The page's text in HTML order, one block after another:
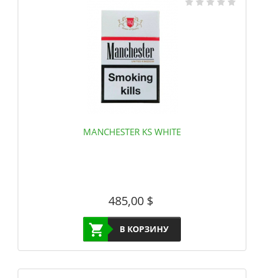
MANCHESTER KS WHITE
485,00$
В КОРЗИНУ